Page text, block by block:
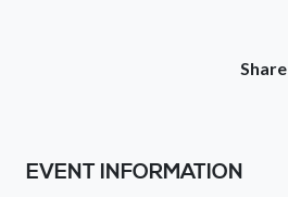
Share
EVENT INFORMATION